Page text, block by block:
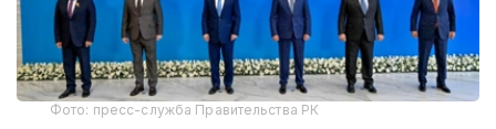
Фото: пресс-служба Правительства РК